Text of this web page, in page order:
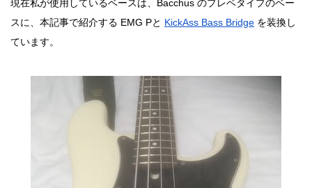
現在私が使用しているベースは、Bacchus のプレベタイプのベー
スに、本記事で紹介する EMG Pと KickAss Bass Bridge を装換し
ています。